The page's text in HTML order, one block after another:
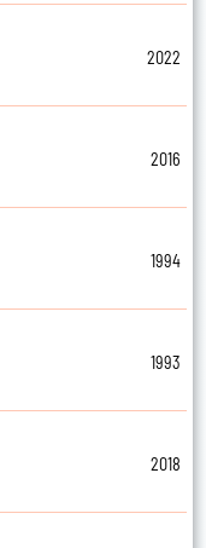
2022
2016
1994
1993
2018